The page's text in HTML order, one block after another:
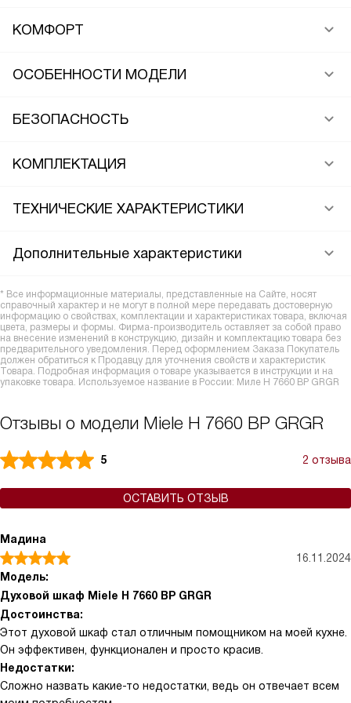
КОМФОРТ
ОСОБЕННОСТИ МОДЕЛИ
БЕЗОПАСНОСТЬ
КОМПЛЕКТАЦИЯ
ТЕХНИЧЕСКИЕ ХАРАКТЕРИСТИКИ
Дополнительные характеристики
* Все информационные материалы, представленные на Сайте, носят
справочный характер и не могут в полной мере передавать достоверную
информацию о свойствах, комплектации и характеристиках товара, включая
цвета, размеры и формы. Фирма-производитель оставляет за собой право
на внесение изменений в конструкцию, дизайн и комплектацию товара без
предварительного уведомления. Перед оформлением Заказа Покупатель
должен обратиться к Продавцу для уточнения свойств и характеристик
Товара. Подробная информация о товаре указывается в инструкции и на
упаковке товара. Используемое название в России: Миле H 7660 BP GRGR
Отзывы о модели Miele H 7660 BP GRGR
5 2 отзыва
ОСТАВИТЬ ОТЗЫВ
Мадина
16.11.2024
Модель:
Духовой шкаф Miele H 7660 BP GRGR
Достоинства:
Этот духовой шкаф стал отличным помощником на моей кухне.
Он эффективен, функционален и просто красив.
Недостатки:
Сложно назвать какие-то недостатки, ведь он отвечает всем